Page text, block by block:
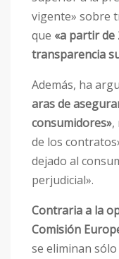
vigente» sobre
que «a partir de
transparencia
Además, ha
aras de
consumidores»,
de los
dejado al
perjudicial».
Contraria a la
Comisión
se eliminan